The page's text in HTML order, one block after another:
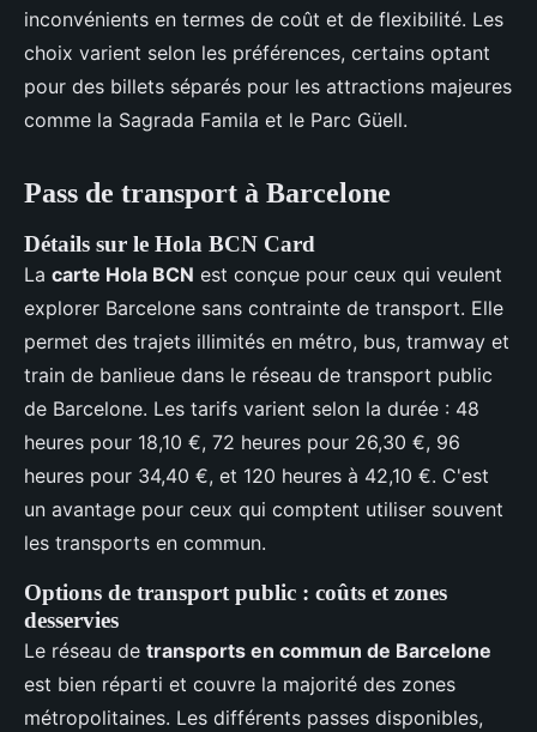
inconvénients en termes de coût et de flexibilité. Les
choix varient selon les préférences, certains optant
pour des billets séparés pour les attractions majeures
comme la Sagrada Famila et le Parc Güell.
Pass de transport à Barcelone
Détails sur le Hola BCN Card
La carte Hola BCN est conçue pour ceux qui veulent
explorer Barcelone sans contrainte de transport. Elle
permet des trajets illimités en métro, bus, tramway et
train de banlieue dans le réseau de transport public
de Barcelone. Les tarifs varient selon la durée : 48
heures pour 18,10 €, 72 heures pour 26,30 €, 96
heures pour 34,40 €, et 120 heures à 42,10 €. C'est
un avantage pour ceux qui comptent utiliser souvent
les transports en commun.
Options de transport public : coûts et zones
desservies
Le réseau de transports en commun de Barcelone
est bien réparti et couvre la majorité des zones
métropolitaines. Les différents passes disponibles,